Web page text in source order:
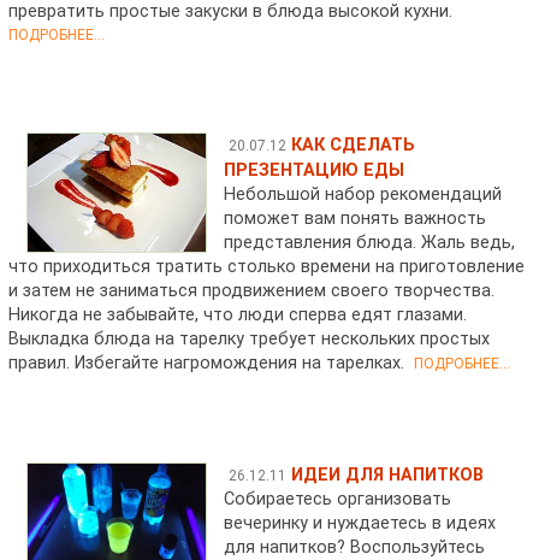
превратить простые закуски в блюда высокой кухни.
ПОДРОБНЕЕ...
20.07.12 КАК СДЕЛАТЬ
ПРЕЗЕНТАЦИЮ ЕДЫ
Небольшой набор рекомендаций
поможет вам понять важность
представления блюда. Жаль ведь,
что приходиться тратить столько времени на приготовление
и затем не заниматься продвижением своего творчества.
Никогда не забывайте, что люди сперва едят глазами.
Выкладка блюда на тарелку требует нескольких простых
правил. Избегайте нагромождения на тарелках.ПОДРОБНЕЕ...
26.12.11
ИДЕИ ДЛЯ НАПИТКОВ
Собираетесь организовать
вечеринку и нуждаетесь в идеях
для напитков? Воспользуйтесь